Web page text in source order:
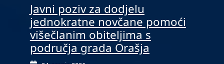
Javni poziv za dodjelu
jednokratne novčane pomoći
višečlanim obiteljima s
područja grada Orašja